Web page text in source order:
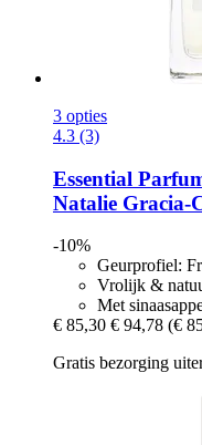
3 opties
4.3 (3)
Essential
Natalie Gracia-​
-10%
Geurprofiel:
Vrolijk &
Met
€ 85,30 € 94,78 (€
Gratis bezorging